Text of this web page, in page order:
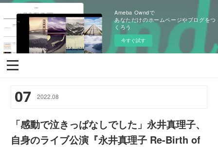
Ameba Owndで
あなただけのホームページやブログをつ
くろう
今すぐ試す
07 2022.08
「感動で泣きっぱなしでした」永井真理子、
自身のライブ公演『永井真理子 Re-Birth of